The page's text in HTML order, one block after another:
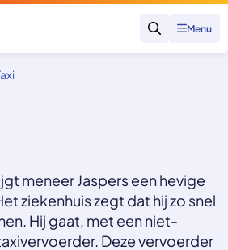
Zoeken
Menu
meneer Jaspers een hevige
ziekenhuis zegt dat hij zo snel
Hij gaat, met een niet-
Deze vervoerder